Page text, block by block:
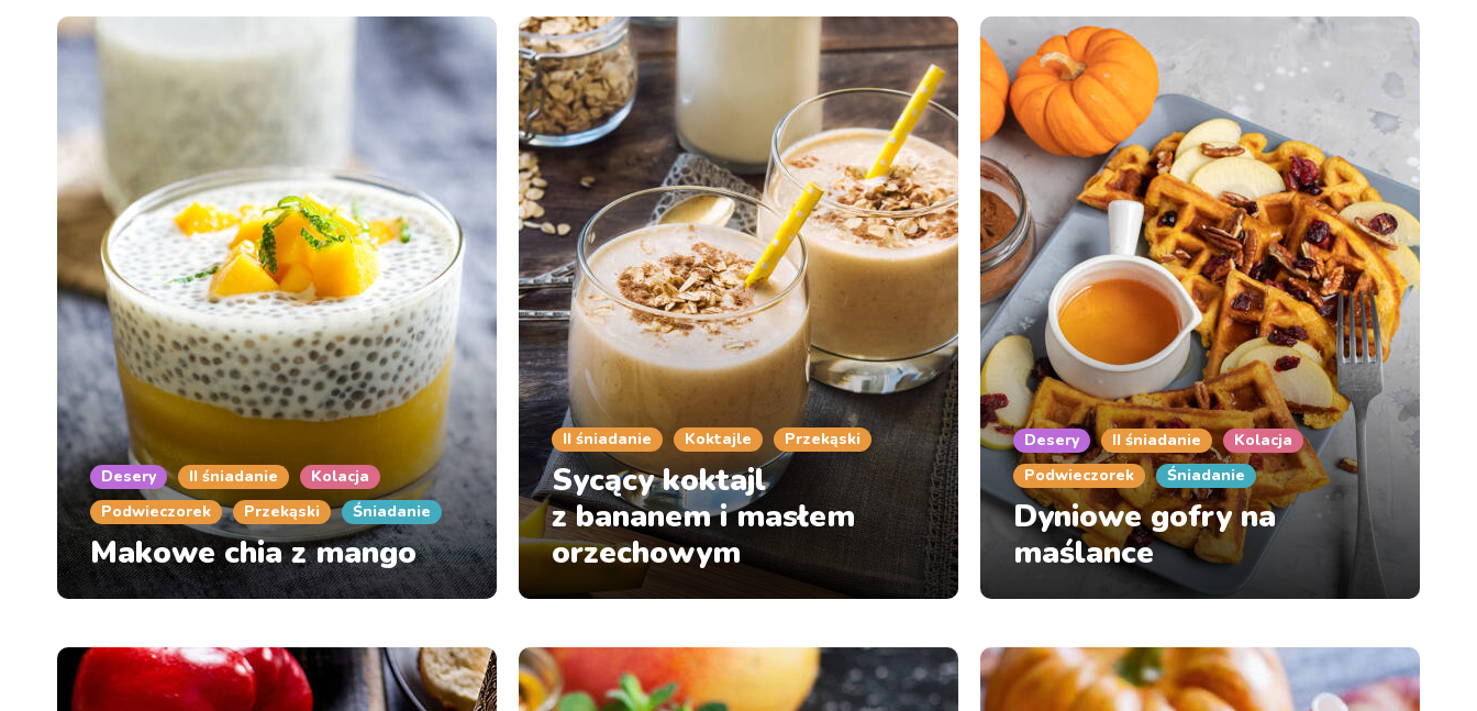
Desery II śniadanie
Kolacja
Podwieczorek
Przekąski Śniadanie
Makowe chia z mango
II śniadanie Koktajle Przekąski
Sycący koktajl
z bananem i masłem
orzechowym
Desery II śniadanie
Kolacja
Podwieczorek
Śniadanie
Dyniowe gofry na
maślance